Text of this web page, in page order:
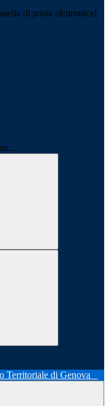
di posta elettronica!
Territoriale di Genova